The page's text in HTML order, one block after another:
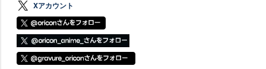
Xアカウント